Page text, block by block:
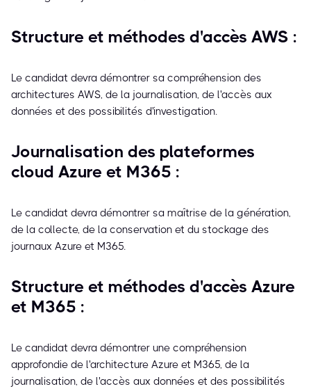
Structure et méthodes d'accès AWS :
Le candidat devra démontrer sa compréhension des
architectures AWS, de la journalisation, de l'accès aux
données et des possibilités d'investigation.
Journalisation des plateformes
cloud Azure et M365 :
Le candidat devra démontrer sa maîtrise de la génération,
de la collecte, de la conservation et du stockage des
journaux Azure et M365.
Structure et méthodes d'accès Azure
et M365 :
Le candidat devra démontrer une compréhension
approfondie de l'architecture Azure et M365, de la
journalisation, de l'accès aux données et des possibilités